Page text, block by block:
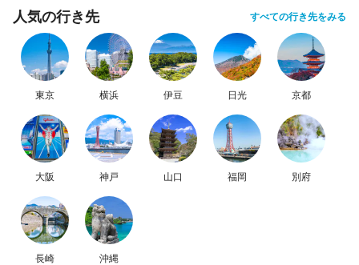
人気の行き先 すべての行き先をみる
東京 横浜 伊豆 日光 京都
大阪 神戸 山口 福岡 別府
長崎 沖縄